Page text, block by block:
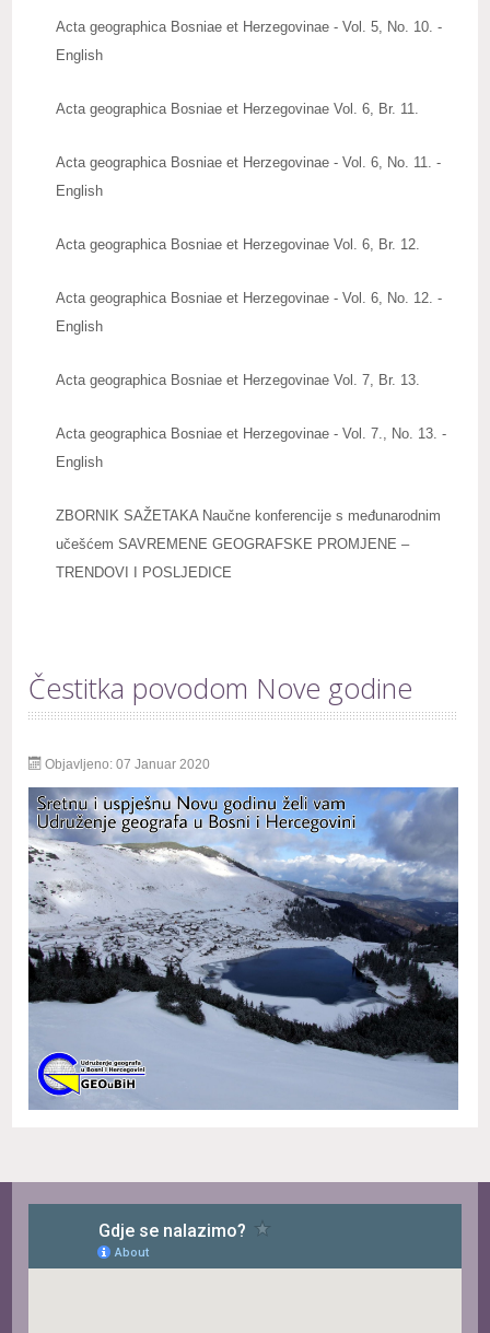
Acta geographica Bosniae et Herzegovinae - Vol. 5, No. 10. -
English
Acta geographica Bosniae et Herzegovinae Vol. 6, Br. 11.
Acta geographica Bosniae et Herzegovinae - Vol. 6, No. 11. -
English
Acta geographica Bosniae et Herzegovinae Vol. 6, Br. 12.
Acta geographica Bosniae et Herzegovinae - Vol. 6, No. 12. -
English
Acta geographica Bosniae et Herzegovinae Vol. 7, Br. 13.
Acta geographica Bosniae et Herzegovinae - Vol. 7., No. 13. -
English
ZBORNIK SAŽETAKA Naučne konferencije s međunarodnim
učešćem SAVREMENE GEOGRAFSKE PROMJENE –
TRENDOVI I POSLJEDICE
Čestitka povodom Nove godine
Objavljeno: 07 Januar 2020